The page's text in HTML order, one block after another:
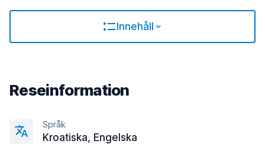
Innehåll
Reseinformation
Språk
Kroatiska, Engelska